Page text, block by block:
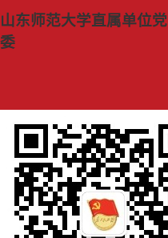
山东师范大学直属单位党
委